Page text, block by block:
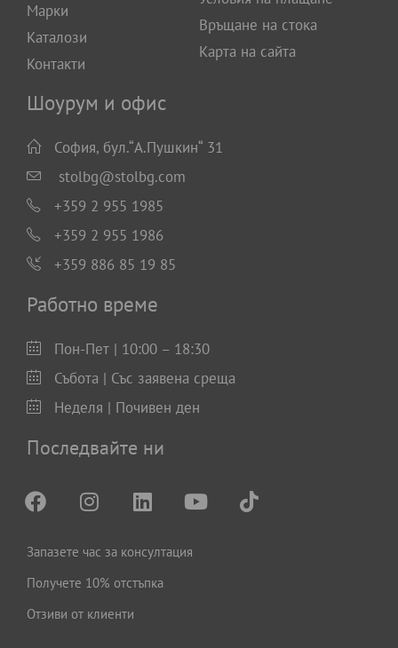
Марки
Каталози
Контакти
Връщане на стока
Карта на сайта
Шоурум и офис
София, бул.“А.Пушкин“ 31
stolbg@stolbg.com
+359 2 955 1985
+359 2 955 1986
+359 886 85 19 85
Работно време
Пон-Пет | 10:00 – 18:30
Събота | Със заявена среща
Неделя | Почивен ден
Последвайте ни
Запазете час за консултация
Получете 10% отстъпка
Отзиви от клиенти